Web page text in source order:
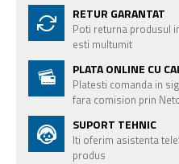
RETUR GARANTAT
Poti returna produsul
esti multumit
PLATA ONLINE CU
Platesti comanda in
fara comision prin
SUPORT TEHNIC
Iti oferim asistenta
produs